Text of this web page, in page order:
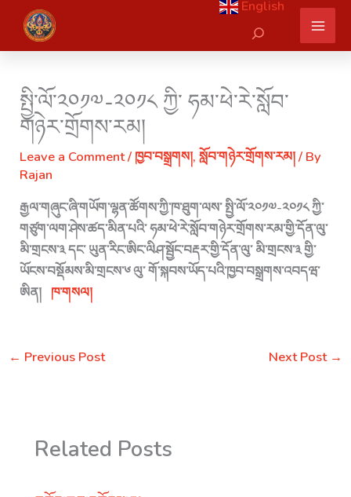
content
English
Search
སྤྱི་ལོ་༢༠༡༧-༢༠༡༨ ཀྱི་ ཧམ་ཕེ་རེ་སློབ་
གཉེར་གྲོགས་རམ།
Leave a Comment/ ཁྱབ་བསྒྲགས།,སློབ་གཉེར་གྲོགས་རམ།/ By
Rajan
རྒྱལ་གཞུང་ཞི་གཡོག་ལྷན་ཚོགས་ཀྱི་ཁ་ཐུག་ལས་ སྤྱི་ལོ་༢༠༡༧-༢༠༡༨ ཀྱི་
གཙུག་ལག་ཤེས་ཚད་མིན་པའི་ ཧམ་ཕེ་རེ་སློབ་གཉེར་གྲོགས་རམ་གྱི་དོན་ལུ་
མི་གྲངས་༣ དང་ ཡུན་རིང་ཨིང་ལིཤ་སྦྱོང་བརྡར་གྱི་དོན་ལུ་ མི་གྲངས་༣ གྱི་
ཡོངས་བསྡོམས་མི་གྲངས་༦ ལུ་ གོ་སྐབས་ཡོད་པའི་ཁྱབ་བསྒྲགས་འབདཝ་
ཨིན། ཁ་གསལ།
← Previous Post Next Post →
Related Posts